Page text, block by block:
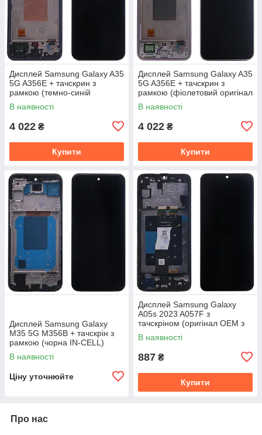
Дисплей Samsung Galaxy A35
5G A356E + тачскрин з
рамкою (темно-синій
оригінал OEM SP)
В наявності
4 022 ₴
Купити
Дисплей Samsung Galaxy A35
5G A356E + тачскрин з
рамкою (фіолетовий оригінал
OEM SP)
В наявності
4 022 ₴
Купити
Дисплей Samsung Galaxy
M35 5G M356B + тачскрін з
рамкою (чорна IN-CELL)
В наявності
Ціну уточнюйте
Дисплей Samsung Galaxy
A05s 2023 A057F з
тачскріном (оригінал OEM з
рамкою)
В наявності
887 ₴
Купити
Про нас